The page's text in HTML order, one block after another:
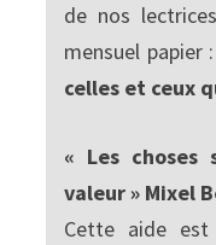
de nos
mensuel papier
celles et ceux
« Les choses
valeur » Mixel
Cette aide est